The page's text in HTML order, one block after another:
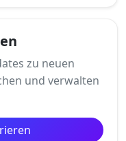
zu neuen
und verwalten